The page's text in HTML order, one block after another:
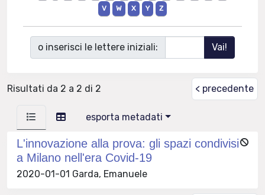
V
W X Y Z
o inserisci le lettere iniziali:
Risultati da 2 a 2 di 2 < precedente
esporta metadati
L'innovazione alla prova: gli spazi condivisi
a Milano nell'era Covid-19
2020-01-01 Garda, Emanuele